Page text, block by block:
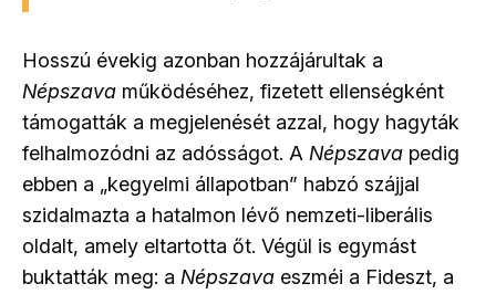
Hosszú évekig azonban hozzájárultak a
Népszava működéséhez, fizetett ellenségként
támogatták a megjelenését azzal, hogy hagyták
felhalmozódni az adósságot. A Népszava pedig
ebben a „kegyelmi állapotban” habzó szájjal
szidalmazta a hatalmon lévő nemzeti-liberális
oldalt, amely eltartotta őt. Végül is egymást
buktatták meg: a Népszava eszméi a Fideszt, a